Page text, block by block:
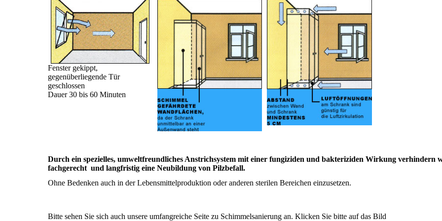
Fenster gekippt,
gegenüberliegende Tür
geschlossen
Dauer 30 bis 60 Minuten
Durch ein spezielles, umweltfreundliches Anstrichsystem mit einer fungiziden und bakteriziden Wirkung verhindern
fachgerecht und langfristig eine Neubildung von Pilzbefall.
Ohne Bedenken auch in der Lebensmittelproduktion oder anderen sterilen Bereichen einzusetzen.
Bitte sehen Sie sich auch unsere umfangreiche Seite zu Schimmelsanierung an. Klicken Sie bitte auf das Bild